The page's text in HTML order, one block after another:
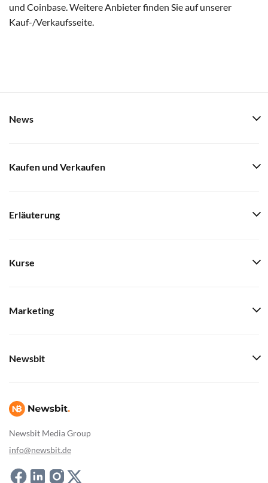
und Coinbase. Weitere Anbieter finden Sie auf unserer
Kauf-/Verkaufsseite.
Newsbit Media Group
info@newsbit.de
News
Kaufen und Verkaufen
Erläuterung
Kurse
Marketing
Newsbit